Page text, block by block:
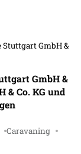
GmbH &
GmbH &
& Co. KG und
Caravaning